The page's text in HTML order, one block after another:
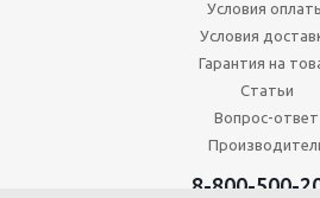
Условия
Условия
Гарантия на
Статьи
Вопрос-ответ
8-800-500-